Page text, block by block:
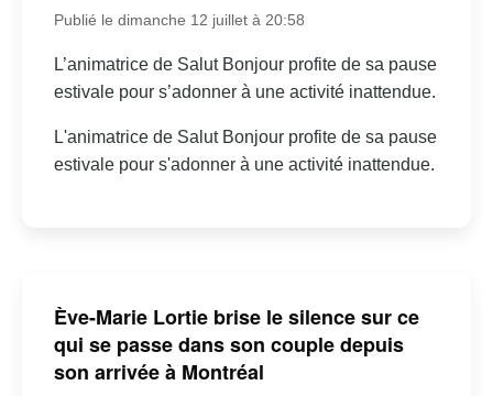
Publié le dimanche 12 juillet à 20:58
L’animatrice de Salut Bonjour profite de sa pause
estivale pour s’adonner à une activité inattendue.
L'animatrice de Salut Bonjour profite de sa pause
estivale pour s'adonner à une activité inattendue.
Ève-Marie Lortie brise le silence sur ce
qui se passe dans son couple depuis
son arrivée à Montréal